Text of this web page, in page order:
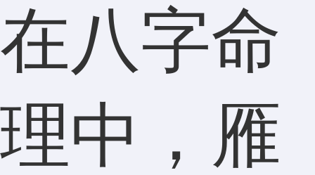
在八字命
理中，雁